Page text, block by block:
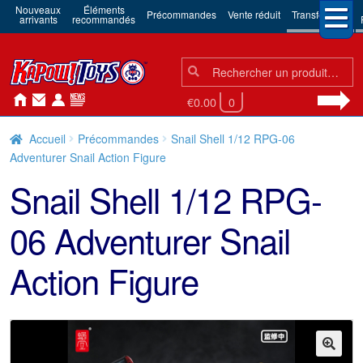
Nouveaux
arrivants
Éléments
recommandés Précommandes Vente réduit Transformers
Chercher:
Chercher
€0.00 0
Accueil Précommandes
Snail Shell 1/12 RPG-06
Adventurer Snail Action Figure
Snail Shell 1/12 RPG-
06 Adventurer Snail
Action Figure